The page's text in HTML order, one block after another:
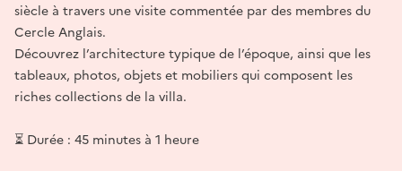
siècle à travers une visite commentée par des membres du
Cercle Anglais.
Découvrez l’architecture typique de l’époque, ainsi que les
tableaux, photos, objets et mobiliers qui composent les
riches collections de la villa.
⏳ Durée : 45 minutes à 1 heure